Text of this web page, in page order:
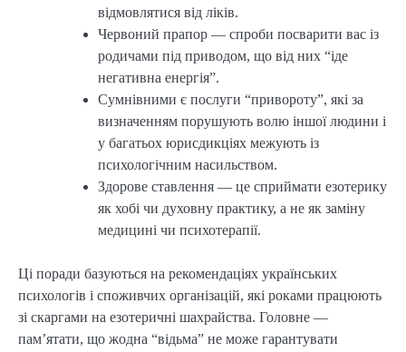
відмовлятися від ліків.
Червоний прапор — спроби посварити вас із
родичами під приводом, що від них “іде
негативна енергія”.
Сумнівними є послуги “привороту”, які за
визначенням порушують волю іншої людини і
у багатьох юрисдикціях межують із
психологічним насильством.
Здорове ставлення — це сприймати езотерику
як хобі чи духовну практику, а не як заміну
медицині чи психотерапії.
Ці поради базуються на рекомендаціях українських
психологів і споживчих організацій, які роками працюють
зі скаргами на езотеричні шахрайства. Головне —
пам’ятати, що жодна “відьма” не може гарантувати